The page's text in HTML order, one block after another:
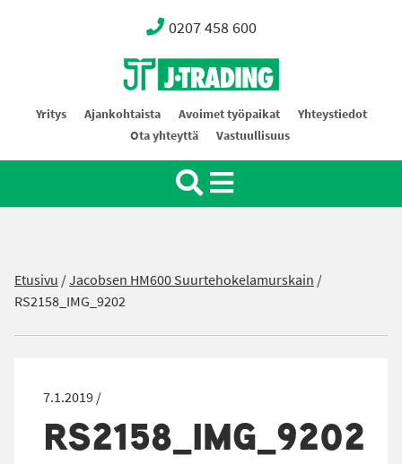
0207 458 600
Oy J-Trading Ab
Yritys Ajankohtaista Avoimet työpaikat
Yhteystiedot
Ota yhteyttä
Vastuullisuus
Etusivu /Jacobsen HM600 Suurtehokelamurskain /
RS2158_IMG_9202
7.1.2019 /
RS2158_IMG_9202